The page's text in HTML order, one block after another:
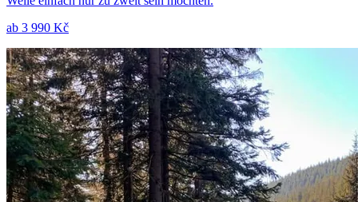
ab 3 990 Kč